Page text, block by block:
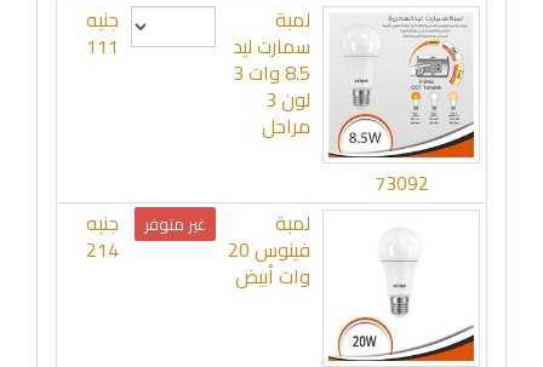
73092
لمبة
سمارت ليد
8.5 وات 3
لون 3
مراحل
جنيه
111
لمبة
فينوس 20
وات أبيض
غير متوفر جنيه
214